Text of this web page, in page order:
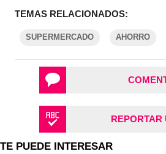
TEMAS RELACIONADOS:
SUPERMERCADO AHORRO
REPORTAR